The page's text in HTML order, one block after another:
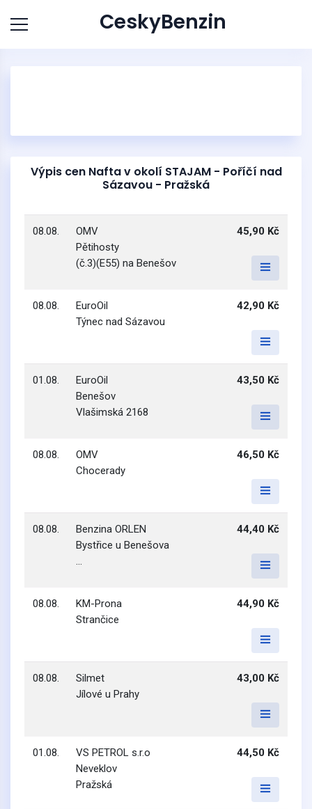
CeskyBenzin
Výpis cen Nafta v okolí STAJAM - Poříčí nad
Sázavou - Pražská
08.08.
OMV
Pětihosty
(č.3)(E55) na Benešov
45,90 Kč
08.08.
EuroOil
Týnec nad Sázavou
42,90 Kč
01.08.
EuroOil
Benešov
Vlašimská 2168
43,50 Kč
08.08.
OMV
Chocerady
46,50 Kč
08.08.
Benzina ORLEN
Bystřice u Benešova
...
44,40 Kč
08.08.
KM-Prona
Strančice
44,90 Kč
08.08.
Silmet
Jílové u Prahy
43,00 Kč
01.08.
VS PETROL s.r.o
Neveklov
Pražská
44,50 Kč